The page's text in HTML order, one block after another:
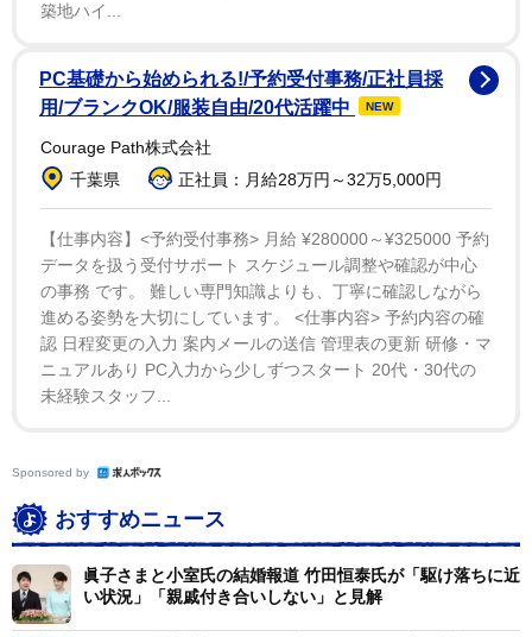
と思うんですけど、初任給は年収で２０００万以上だと
思う。というのは、以前に論文で会社の資金調達につい
て書かれてかなり優秀な表彰を受けましたので、会社
法、金融、証券といった分野に興味があって、そこに進
まれると思う。その分野はニューヨークで弁護士として
は花形。ここに入ったら超エリート。世界屈指の大手の
法律事務所に入ったら、初任給は最低でも２０００万
円。ですから生活に困ることはない」と推測した。
母と元婚約者の間で金銭トラブルが発生するなど、小
室さんに関しては金銭面の話題がつきまとうが、清原氏
を指摘した。
築地ハイ...
PC基礎から始められる!/予約受付事務/正社員採
用/ブランクOK/服装自由/20代活躍中
NEW
Courage Path株式会社
千葉県
正社員：月給28万円～32万5,000円
【仕事内容】<予約受付事務> 月給 ¥280000～¥325000 予約
データを扱う受付サポート スケジュール調整や確認が中心
の事務 です。 難しい専門知識よりも、丁寧に確認しながら
進める姿勢を大切にしています。 <仕事内容> 予約内容の確
認 日程変更の入力 案内メールの送信 管理表の更新 研修・マ
ニュアルあり PC入力から少しずつスタート 20代・30代の
未経験スタッフ...
Sponsored by
おすすめニュース
眞子さまと小室氏の結婚報道 竹田恒泰氏が「駆け落ちに近
い状況」「親戚付き合いしない」と見解